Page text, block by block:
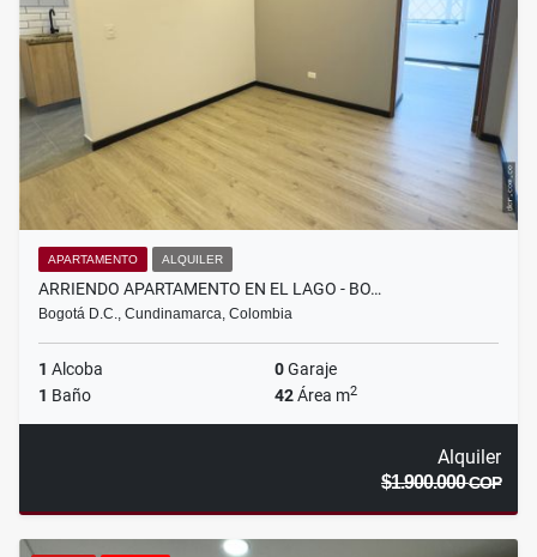
APARTAMENTO ALQUILER
ARRIENDO APARTAMENTO EN EL LAGO - BO…
Bogotá D.C., Cundinamarca, Colombia
1 Alcoba 0Garaje
1 Baño 42Área m2
Alquiler
$1.900.000COP